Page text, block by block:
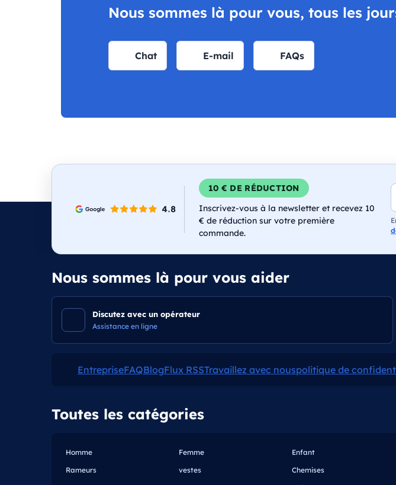
Nous sommes là pour vous, tous les
Chat E-mail FAQs
10 € DE RÉDUCTION
Inscrivez-vous à la newsletter et recevez 10
€ de réduction sur votre première
commande.
Nous sommes là pour vous aider
Discutez avec un opérateur
Assistance en ligne
EntrepriseFAQBlogFlux RSSTravaillez avec nouspolitique de
Toutes les catégories
Homme Femme Enfant
Rameurs
vestes Chemises